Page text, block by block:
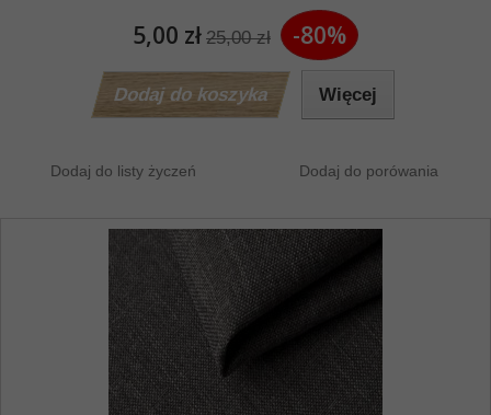
5,00 zł 25,00 zł -80%
Dodaj do koszyka Więcej
Dodaj do listy życzeń Dodaj do porówania